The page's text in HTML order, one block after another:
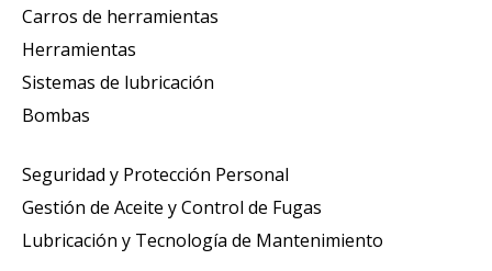
Carros de herramientas
Herramientas
Sistemas de lubricación
Bombas
Seguridad y Protección Personal
Gestión de Aceite y Control de Fugas
Lubricación y Tecnología de Mantenimiento